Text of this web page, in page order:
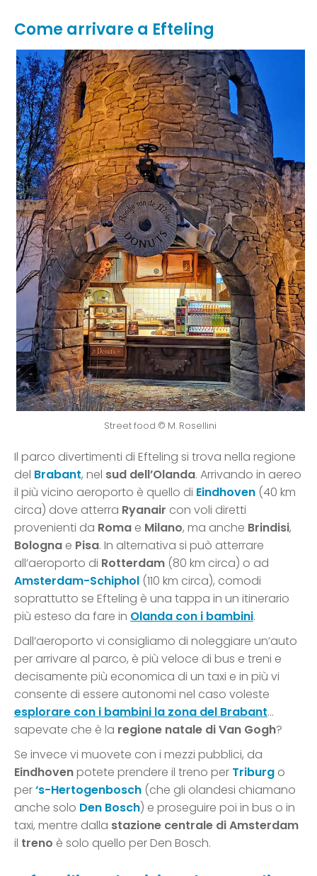
Come arrivare a Efteling
Street food © M. Rosellini
Il parco divertimenti di Efteling si trova nella regione
del Brabant, nel sud dell’Olanda. Arrivando in aereo
il più vicino aeroporto è quello di Eindhoven (40 km
circa) dove atterra Ryanair con voli diretti
provenienti da Roma e Milano, ma anche Brindisi,
Bologna e Pisa. In alternativa si può atterrare
all’aeroporto di Rotterdam (80 km circa) o ad
Amsterdam-Schiphol (110 km circa), comodi
soprattutto se Efteling è una tappa in un itinerario
più esteso da fare in Olanda con i bambini.
Dall’aeroporto vi consigliamo di noleggiare un’auto
per arrivare al parco, è più veloce di bus e treni e
decisamente più economica di un taxi e in più vi
consente di essere autonomi nel caso voleste
esplorare con i bambini la zona del Brabant…
sapevate che è la regione natale di Van Gogh?
Se invece vi muovete con i mezzi pubblici, da
Eindhovenpotete prendere il treno per Triburg o
per‘s-Hertogenbosch (che gli olandesi chiamano
anche solo Den Bosch) e proseguire poi in bus o in
taxi, mentre dalla stazione centrale di Amsterdam
il treno è solo quello per Den Bosch.